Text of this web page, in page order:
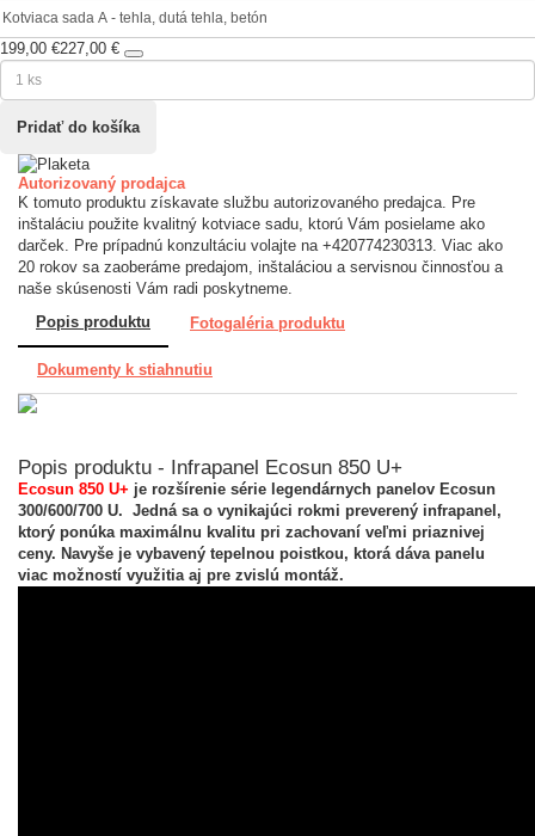
199,00 €227,00 €
Autorizovaný prodajca
K tomuto produktu získavate službu autorizovaného predajca. Pre
inštaláciu použite kvalitný kotviace sadu, ktorú Vám posielame ako
darček. Pre prípadnú konzultáciu volajte na +420774230313. Viac ako
20 rokov sa zaoberáme predajom, inštaláciou a servisnou činnosťou a
naše skúsenosti Vám radi poskytneme.
Popis produktu
Fotogaléria produktu
Dokumenty k stiahnutiu
Popis produktu - Infrapanel Ecosun 850 U+
Ecosun 850 U+ je rozšírenie série legendárnych panelov Ecosun
300/600/700 U. Jedná sa o vynikajúci rokmi preverený infrapanel,
ktorý ponúka maximálnu kvalitu pri zachovaní veľmi priaznivej
ceny. Navyše je vybavený tepelnou poistkou, ktorá dáva panelu
viac možností využitia aj pre zvislú montáž.